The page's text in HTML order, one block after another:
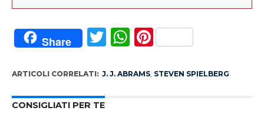
Share Twitter
WhatsApp
Pinterest
ARTICOLI CORRELATI: J. J. ABRAMS, STEVEN SPIELBERG
CONSIGLIATI PER TE